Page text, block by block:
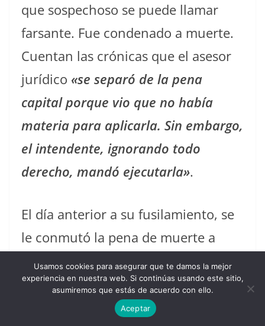
que sospechoso se puede llamar
farsante. Fue condenado a muerte.
Cuentan las crónicas que el asesor
jurídico «se separó de la pena
capital porque vio que no había
materia para aplicarla. Sin embargo,
el intendente, ignorando todo
derecho, mandó ejecutarla».
El día anterior a su fusilamiento, se
le conmutó la pena de muerte a
cambio de jurar fidelidad a la nueva
constitución de la república pero
Agustín Agualongo era
Usamos cookies para asegurar que te damos la mejor
experiencia en nuestra web. Si continúas usando este sitio,
asumiremos que estás de acuerdo con ello.
Aceptar